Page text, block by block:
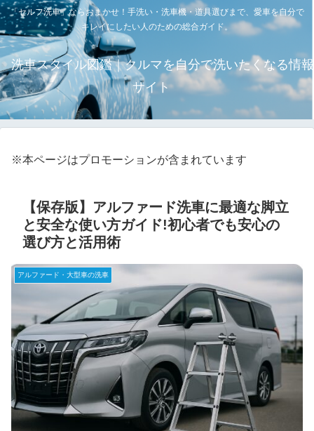
「セルフ洗車」ならおまかせ！手洗い・洗車機・道具選びまで、愛車を自分で
キレイにしたい人のための総合ガイド。
洗車スタイル図鑑｜クルマを自分で洗いたくなる情報
サイト
※本ページはプロモーションが含まれています
【保存版】アルファード洗車に最適な脚立
と安全な使い方ガイド!初心者でも安心の
選び方と活用術
アルファード・大型車の洗車